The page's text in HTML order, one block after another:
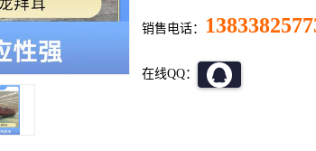
销售电话：
在线QQ：